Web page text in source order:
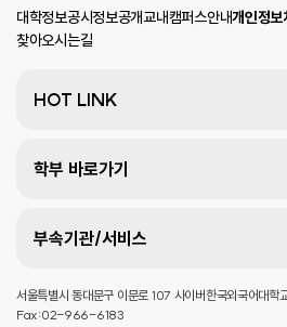
대학정보공시정보공개교내캠퍼스안내개인정보
찾아오시는길
HOT LINK
학부 바로가기
부속기관/서비스
서울특별시 동대문구 이문로 107 사이버한국외국어
Fax:02-966-6183